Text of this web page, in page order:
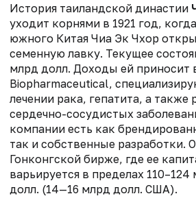
История таиландской династии
уходит корнями в 1921 год,
южного Китая Чиа Эк Чхор
семенную лавку. Текущее
млрд долл. Доходы ей приносит
Biopharmaceutical,
лечении рака, гепатита, а также
сердечно-сосудистых
компании есть как
так и собственные разработки.
Гонконгской бирже, где ее
варьируется в пределах
долл. (14—16 млрд долл. США).